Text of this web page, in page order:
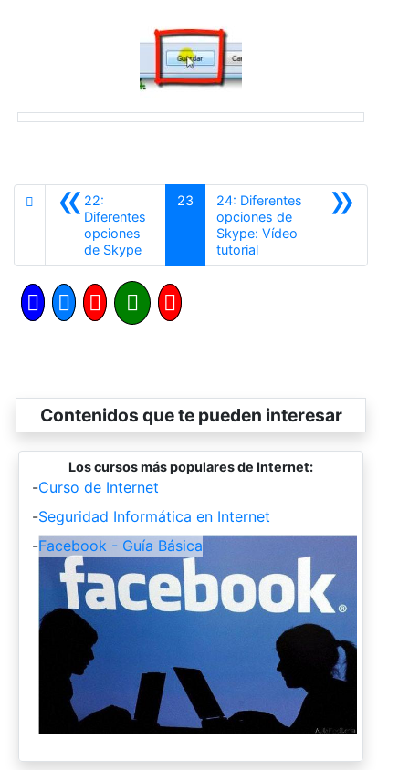
«22:
Diferentes
opciones
de SkypeAnterior
23 »
24: Diferentes
opciones de
Skype: Vídeo
tutorialSiguiente
Contenidos que te pueden interesar
Los cursos más populares de Internet:
-Curso de Internet
-Seguridad Informática en Internet
-Facebook - Guía Básica